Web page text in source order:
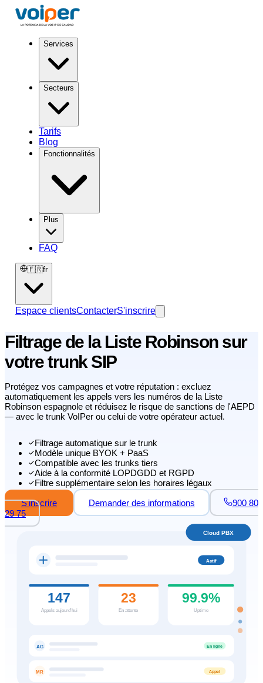
Services
Secteurs
Tarifs
Blog
Fonctionnalités
Plus
FAQ
🇫🇷fr
Espace clientsContacterS'inscrire
Filtrage de la Liste Robinson sur
votre trunk SIP
Protégez vos campagnes et votre réputation : excluez
automatiquement les appels vers les numéros de la Liste
Robinson espagnole et réduisez le risque de sanctions de l'AEPD
— avec le trunk VoIPer ou celui de votre opérateur actuel.
Filtrage automatique sur le trunk
Modèle unique BYOK + PaaS
Compatible avec les trunks tiers
Aide à la conformité LOPDGDD et RGPD
Filtre supplémentaire selon les horaires légaux
S'inscrire
Demander des informations
900 80
29 75
Actif
147
Appels aujourd'hui
23
En attente
99.9%
Uptime
AG En ligne
MR Appel
Cloud PBX